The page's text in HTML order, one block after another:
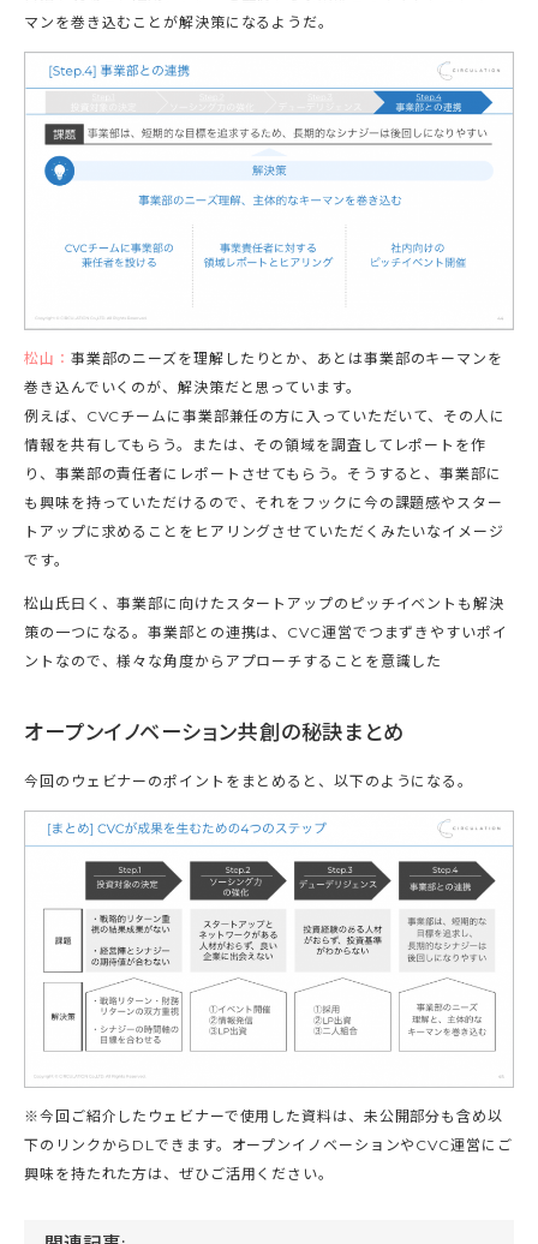
マンを巻き込むことが解決策になるようだ。
松山： 事業部のニーズを理解したりとか、あとは事業部のキーマンを
巻き込んでいくのが、解決策だと思っています。
例えば、CVCチームに事業部兼任の方に入っていただいて、その人に
情報を共有してもらう。または、その領域を調査してレポートを作
り、事業部の責任者にレポートさせてもらう。そうすると、事業部に
も興味を持っていただけるので、それをフックに今の課題感やスター
トアップに求めることをヒアリングさせていただくみたいなイメージ
です。
松山氏曰く、事業部に向けたスタートアップのピッチイベントも解決
策の一つになる。事業部との連携は、CVC運営でつまずきやすいポイ
ントなので、様々な角度からアプローチすることを意識した
オープンイノベーション共創の秘訣まとめ
今回のウェビナーのポイントをまとめると、以下のようになる。
※今回ご紹介したウェビナーで使用した資料は、未公開部分も含め以
下のリンクからDLできます。オープンイノベーションやCVC運営にご
興味を持たれた方は、ぜひご活用ください。